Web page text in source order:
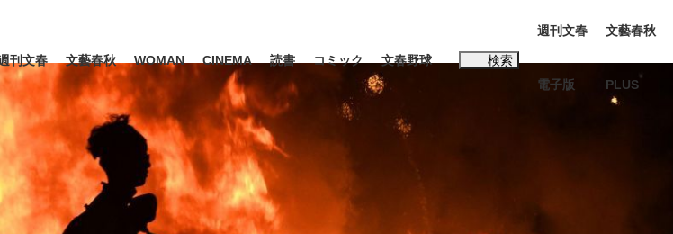
ライフ ビジネス インタビュー
刊文春 文藝春秋 WOMAN CINEMA 読書 コミック 文春野球 検索
キーワード入力
後藤真希 #森岡毅 #城彰二 #内田有紀
週刊文春
電子版
文藝春秋
PLUS